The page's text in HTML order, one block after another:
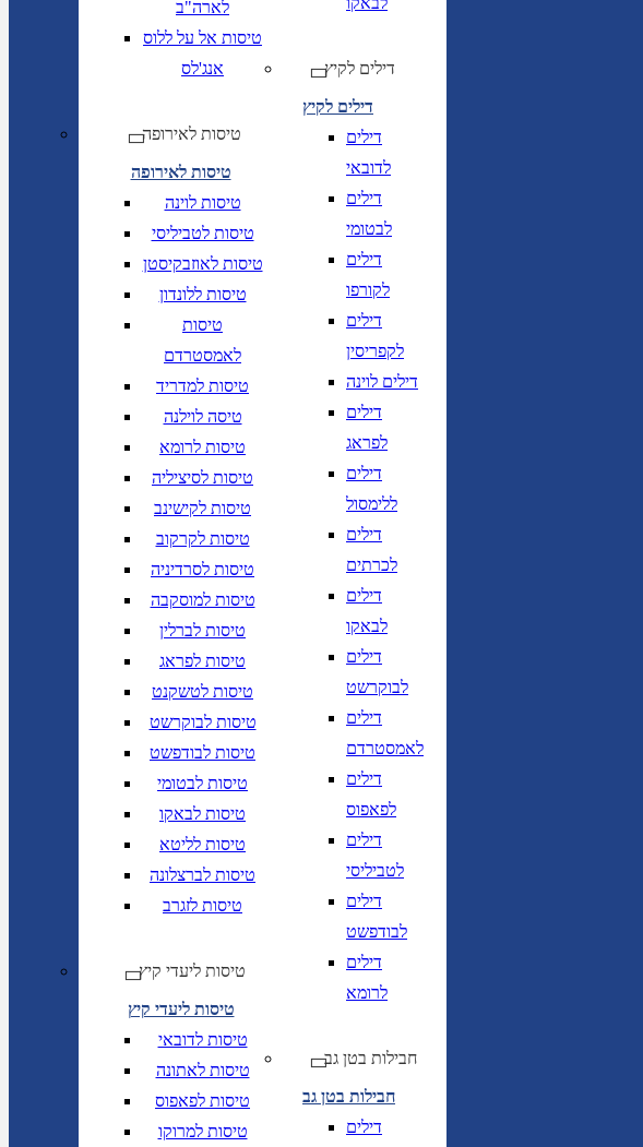
לארה"ב
טיסות אל על ללוס
אנג'לס
טיסות לאירופה
טיסות לאירופה
טיסות לוינה
טיסות לטביליסי
טיסות לאוזבקיסטן
טיסות ללונדון
טיסות
לאמסטרדם
טיסות למדריד
טיסה לוילנה
טיסות לרומא
טיסות לסיציליה
טיסות לקישינב
טיסות לקרקוב
טיסות לסרדיניה
טיסות למוסקבה
טיסות לברלין
טיסות לפראג
טיסות לטשקנט
טיסות לבוקרשט
טיסות לבודפשט
טיסות לבטומי
טיסות לבאקו
טיסות לליטא
טיסות לברצלונה
טיסות לזגרב
טיסות ליעדי קיץ
טיסות ליעדי קיץ
טיסות לדובאי
טיסות לאתונה
טיסות לפאפוס
טיסות למרוקו
דילים לקיץ
דילים לקיץ
דילים
לדובאי
דילים
לבטומי
דילים
לקורפו
דילים
לקפריסין
דילים לוינה
דילים
לפראג
דילים
ללימסול
דילים
לכרתים
דילים
לבאקו
דילים
לבוקרשט
דילים
לאמסטרדם
דילים
לפאפוס
דילים
לטביליסי
דילים
לבודפשט
דילים
לרומא
חבילות בטן גב
חבילות בטן גב
דילים